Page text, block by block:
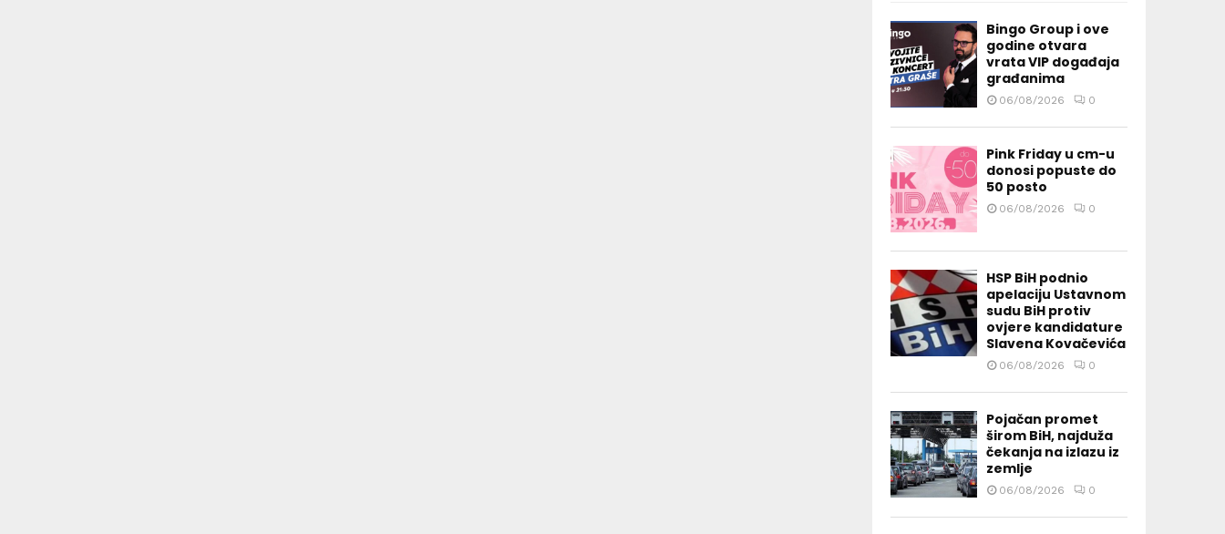
Bingo Group i ove
godine otvara
vrata VIP događaja
građanima
06/08/2026 0
Pink Friday u cm-u
donosi popuste do
50 posto
06/08/2026 0
HSP BiH podnio
apelaciju Ustavnom
sudu BiH protiv
ovjere kandidature
Slavena Kovačevića
06/08/2026 0
Pojačan promet
širom BiH, najduža
čekanja na izlazu iz
zemlje
06/08/2026 0